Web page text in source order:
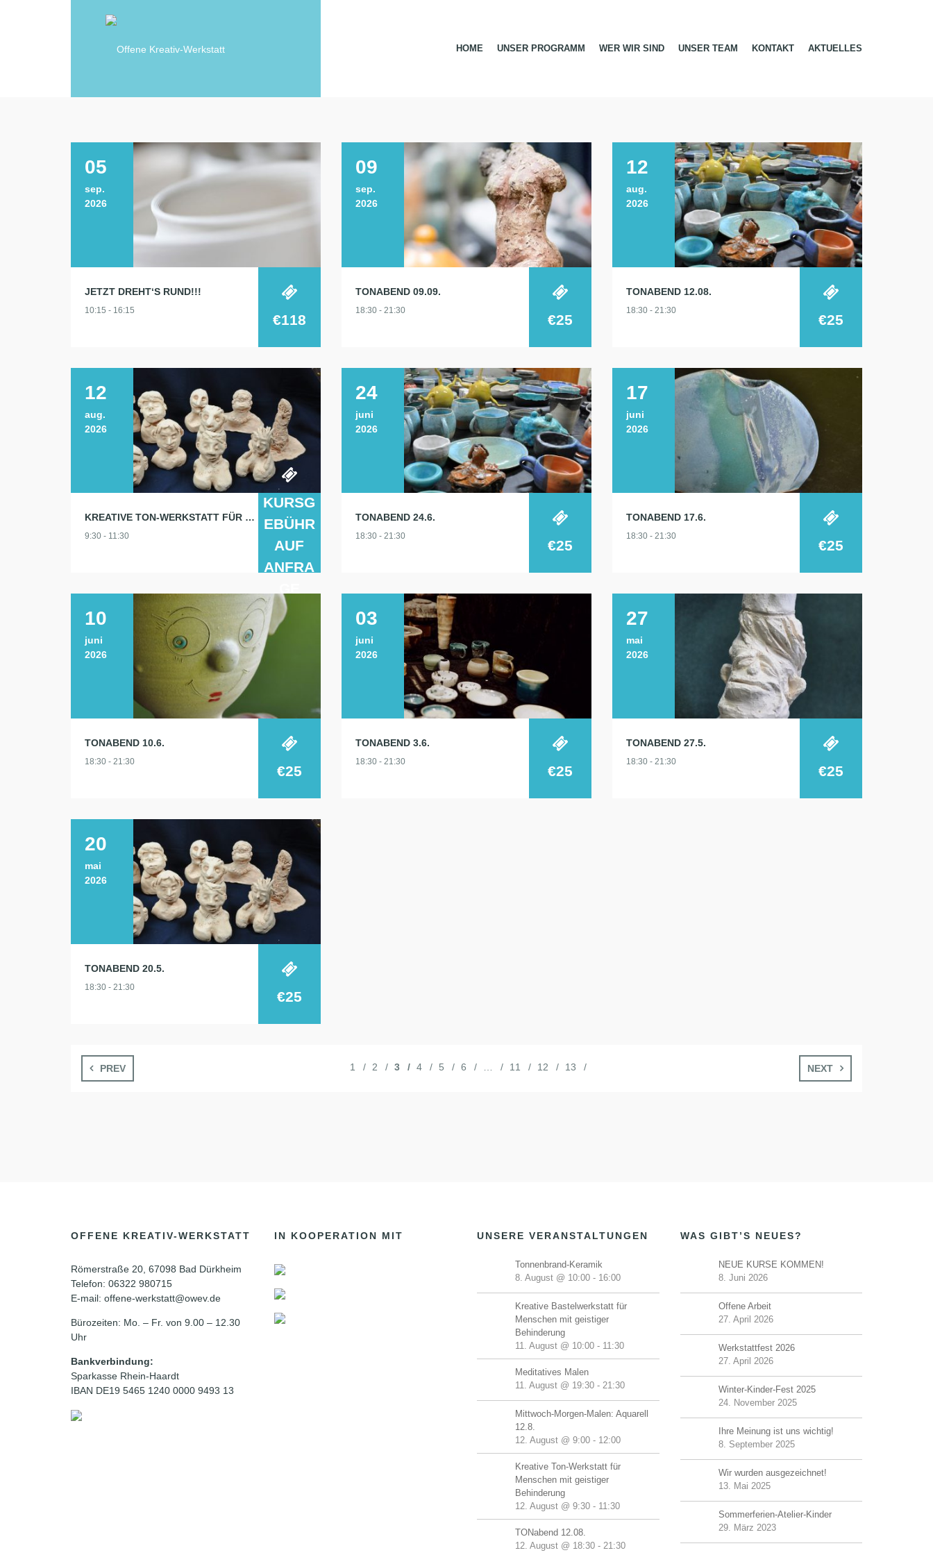
HOME UNSER PROGRAMM WER WIR SIND UNSER TEAM KONTAKT AKTUELLES
05
sep.
2026
JETZT DREHT‘S RUND!!!
10:15 - 16:15
€118
09
sep.
2026
TONABEND 09.09.
18:30 - 21:30
€25
12
aug.
2026
TONABEND 12.08.
18:30 - 21:30
€25
12
aug.
2026
KREATIVE TON-WERKSTATT FÜR MENSCHEN MIT GEISTIGER BEHINDERUNG
9:30 - 11:30
KURSG
EBÜHR
AUF
ANFRA
24
juni
2026
TONABEND 24.6.
18:30 - 21:30
€25
17
juni
2026
TONABEND 17.6.
18:30 - 21:30
€25
10
juni
2026
TONABEND 10.6.
18:30 - 21:30
€25
03
juni
2026
TONABEND 3.6.
18:30 - 21:30
€25
27
mai
2026
TONABEND 27.5.
18:30 - 21:30
€25
20
mai
2026
TONABEND 20.5.
18:30 - 21:30
€25
PREV 1 2 3 4 5 6 11 12 13 NEXT
OFFENE KREATIV-WERKSTATT
Römerstraße 20, 67098 Bad Dürkheim
Telefon: 06322 980715
E-mail: offene-werkstatt@owev.de
Bürozeiten: Mo. – Fr. von 9.00 – 12.30
Uhr
Bankverbindung:
Sparkasse Rhein-Haardt
IBAN DE19 5465 1240 0000 9493 13
IN KOOPERATION MIT UNSERE VERANSTALTUNGEN
Tonnenbrand-Keramik
8. August @ 10:00 - 16:00
Kreative Bastelwerkstatt für
Menschen mit geistiger
Behinderung
11. August @ 10:00 - 11:30
Meditatives Malen
11. August @ 19:30 - 21:30
Mittwoch-Morgen-Malen: Aquarell
12.8.
12. August @ 9:00 - 12:00
Kreative Ton-Werkstatt für
Menschen mit geistiger
Behinderung
12. August @ 9:30 - 11:30
TONabend 12.08.
12. August @ 18:30 - 21:30
WAS GIBT’S NEUES?
NEUE KURSE KOMMEN!
8. Juni 2026
Offene Arbeit
27. April 2026
Werkstattfest 2026
27. April 2026
Winter-Kinder-Fest 2025
24. November 2025
Ihre Meinung ist uns wichtig!
8. September 2025
Wir wurden ausgezeichnet!
13. Mai 2025
Sommerferien-Atelier-Kinder
29. März 2023